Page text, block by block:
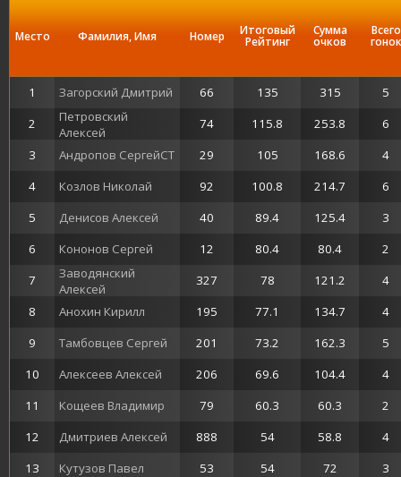
Место Фамилия, Имя Номер Итоговый
Рейтинг
Сумма
очков
Всего
гонок
1 Загорский Дмитрий 66 135 315
5
2
Петровский
Алексей
74 115.8 253.8
6
3
Андропов СергейСТ 29 105 168.6
4
4
Козлов Николай 92 100.8 214.7
6
5
Денисов Алексей 40 89.4 125.4
3
6
Кононов Сергей 12 80.4 80.4
2
7
Заводянский
Алексей
327 78 121.2
4
8
Анохин Кирилл 195 77.1 134.7
4
9
Тамбовцев Сергей 201 73.2 162.3
5
10
Алексеев Алексей 206 69.6 104.4
4
11
Кощеев Владимир 79 60.3 60.3
2
12
Дмитриев Алексей 888 54 58.8
4
13
Кутузов Павел 53 54 72
3